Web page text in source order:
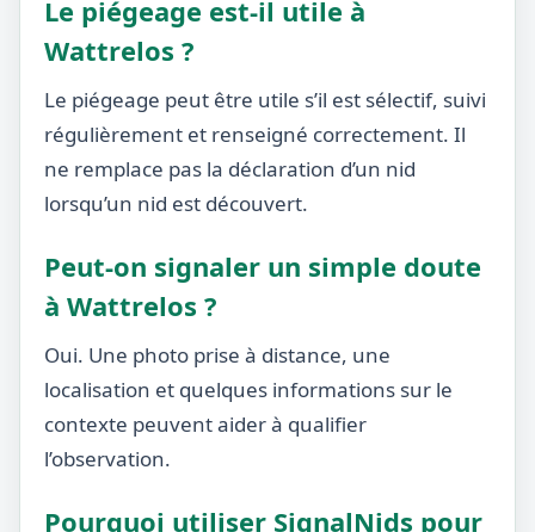
Le piégeage est-il utile à
Wattrelos ?
Le piégeage peut être utile s’il est sélectif, suivi
régulièrement et renseigné correctement. Il
ne remplace pas la déclaration d’un nid
lorsqu’un nid est découvert.
Peut-on signaler un simple doute
à Wattrelos ?
Oui. Une photo prise à distance, une
localisation et quelques informations sur le
contexte peuvent aider à qualifier
l’observation.
Pourquoi utiliser SignalNids pour